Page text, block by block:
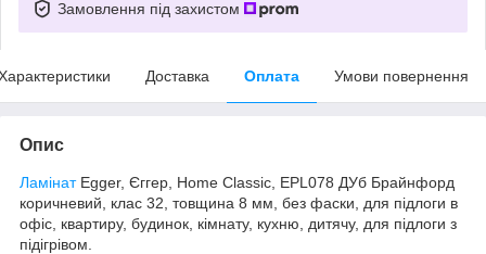
Замовлення під захистом
Доставка Оплата Умови повернення
Опис
ЛамінатEgger, Єггер, Home Classic, EPL078 ДУб Брайнфорд
коричневий, клас 32, товщина 8 мм, без фаски, для підлоги в
офіс, квартиру, будинок, кімнату, кухню, дитячу, для підлоги з
підігрівом.